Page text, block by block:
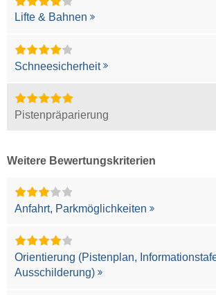
Lifte & Bahnen
Schneesicherheit
Pistenpräparierung
Weitere Bewertungskriterien
Anfahrt, Parkmöglichkeiten
Orientierung (Pistenplan,
Ausschilderung)